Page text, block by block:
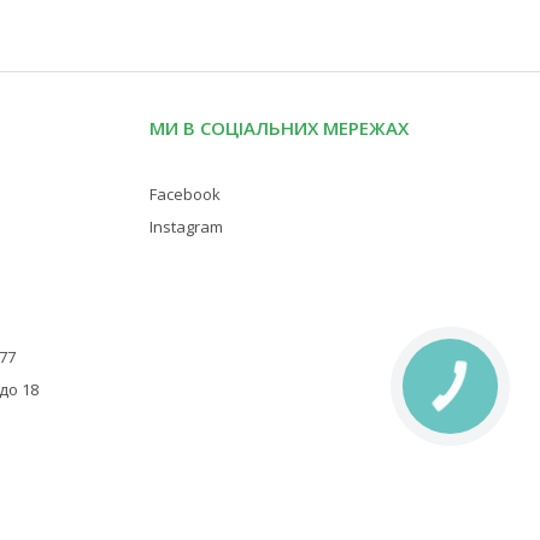
18
МИ В СОЦІАЛЬНИХ МЕРЕЖАХ
Facebook
Instagram
КНОПКА
ЗВ'ЯЗКУ